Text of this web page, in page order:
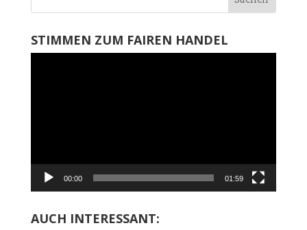
STIMMEN ZUM FAIREN HANDEL
00:00 01:59
AUCH INTERESSANT: